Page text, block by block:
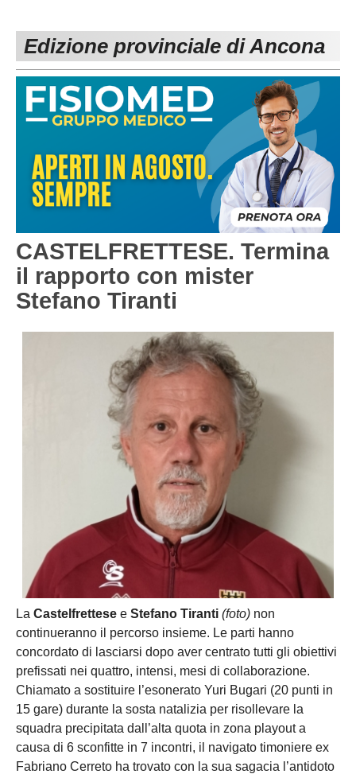
Carica la tua Rosa
1^ CATEGORIA
2^ CATEGORIA
3^ CATEGORIA
Edizione provinciale di Ancona
CASTELFRETTESE. Termina
il rapporto con mister
Stefano Tiranti
La Castelfrettese e Stefano Tiranti (foto) non
continueranno il percorso insieme. Le parti hanno
concordato di lasciarsi dopo aver centrato tutti gli obiettivi
prefissati nei quattro, intensi, mesi di collaborazione.
Chiamato a sostituire l’esonerato Yuri Bugari (20 punti in
15 gare) durante la sosta natalizia per risollevare la
squadra precipitata dall’alta quota in zona playout a
causa di 6 sconfitte in 7 incontri, il navigato timoniere ex
Fabriano Cerreto ha trovato con la sua sagacia l’antidoto